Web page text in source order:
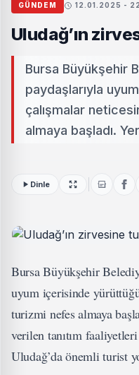
GÜNDEM 12.01.2025 -
Uludağ’ın
Bursa Büyükşehir
paydaşlarıyla
çalışmalar
almaya başladı.
Dinle
Bursa Büyükşehir
uyum içerisinde
turizmi nefes almaya
verilen tanıtım
Uludağ’da önemli turist